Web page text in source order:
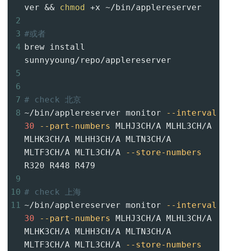
ver && chmod +x ~/bin/applereserver
2
3 #或者
4 brew install
sunnyyoung/repo/applereserver
5
6
7 # check 北京
8 ~/bin/applereserver monitor
--interval
30
--part-numbers
MLHJ3CH/A MLHL3CH/A
MLHK3CH/A MLHH3CH/A MLTN3CH/A
MLTF3CH/A MLTL3CH/A
--store-numbers
R320 R448 R479
9
10 # check 上海
11 ~/bin/applereserver monitor
--interval
30
--part-numbers
MLHJ3CH/A MLHL3CH/A
MLHK3CH/A MLHH3CH/A MLTN3CH/A
MLTF3CH/A MLTL3CH/A
--store-numbers